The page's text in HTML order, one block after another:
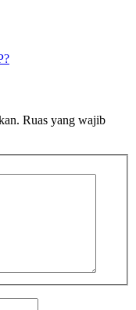
Ruas yang wajib